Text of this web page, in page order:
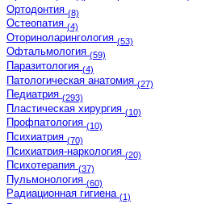
Ортодонтия (8)
Остеопатия (4)
Оториноларингология (53)
Офтальмология (59)
Паразитология (4)
Патологическая анатомия (27)
Педиатрия (293)
Пластическая хирургия (10)
Профпатология (10)
Психиатрия (70)
Психиатрия-наркология (20)
Психотерапия (37)
Пульмонология (60)
Радиационная гигиена (1)